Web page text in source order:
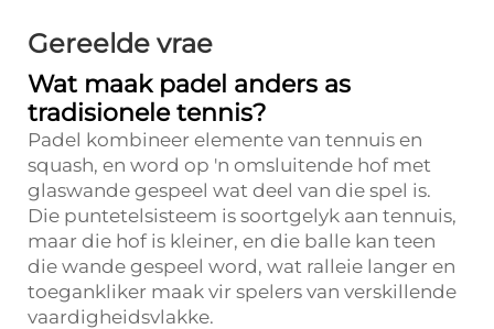
Gereelde vrae
Wat maak padel anders as
tradisionele tennis?
Padel kombineer elemente van tennuis en
squash, en word op 'n omsluitende hof met
glaswande gespeel wat deel van die spel is.
Die puntetelsisteem is soortgelyk aan tennuis,
maar die hof is kleiner, en die balle kan teen
die wande gespeel word, wat ralleie langer en
toegankliker maak vir spelers van verskillende
vaardigheidsvlakke.